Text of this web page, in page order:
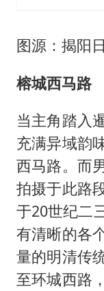
图源：揭阳
榕城西马路
当主角踏入
充满异域韵
西马路。而
拍摄于此路
于20世纪二
有清晰的各
量的明清传
至环城西路